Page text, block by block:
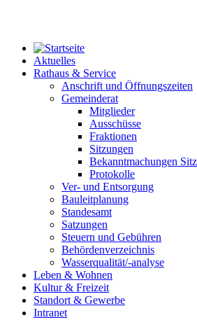
Aktuelles
Rathaus & Service
Anschrift und Öffnungszeiten
Gemeinderat
Mitglieder
Ausschüsse
Fraktionen
Sitzungen
Bekanntmachungen
Protokolle
Ver- und Entsorgung
Bauleitplanung
Standesamt
Satzungen
Steuern und Gebühren
Behördenverzeichnis
Wasserqualität/-analyse
Leben & Wohnen
Kultur & Freizeit
Standort & Gewerbe
Intranet